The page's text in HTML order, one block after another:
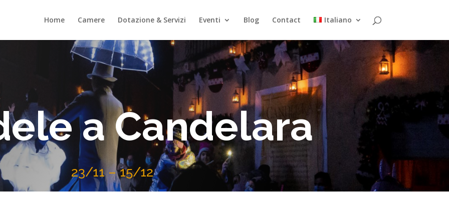
Home Camere Dotazione & Servizi Eventi Blog Contact Italiano
a Candelara
23/11 – 15/12